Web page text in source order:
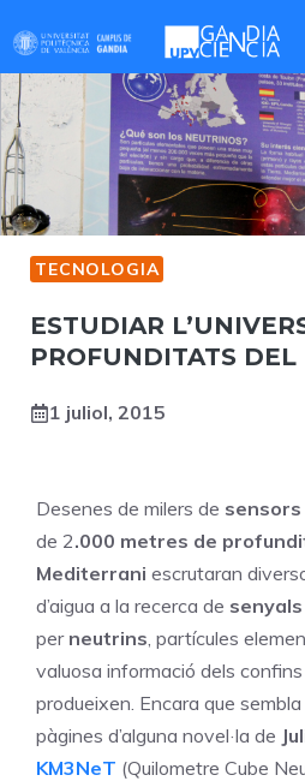
to
content
TECNOLOGIA
ESTUDIAR
PROFUNDITATS
1 juliol, 2015
Desenes de milers de
de 2.000 metres de
Mediterrani escrutaran
d’aigua a la recerca de
per neutrins , partícules
valuosa informació dels
produeixen. Encara que
pàgines d’alguna novel·la de
KM3NeT (Quilometre Cube